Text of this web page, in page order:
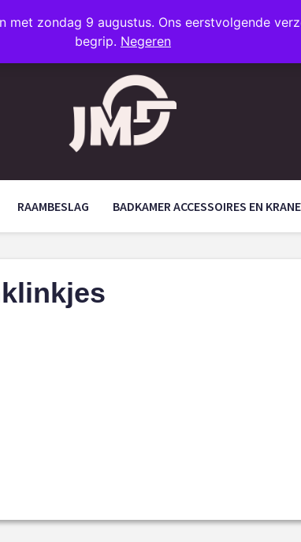
zondag 9 augustus. Ons eerstvolgende
begrip. Negeren
RAAMBESLAG BADKAMER ACCESSOIRES EN